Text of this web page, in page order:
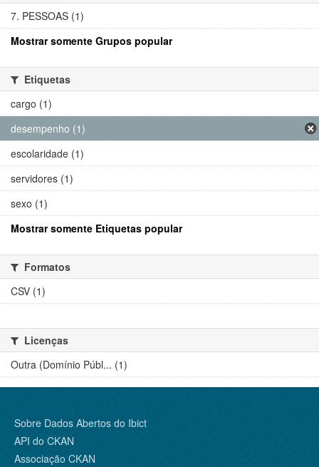
7. PESSOAS (1)
Mostrar somente Grupos popular
Etiquetas
cargo (1)
desempenho (1)
escolaridade (1)
servidores (1)
sexo (1)
Mostrar somente Etiquetas popular
Formatos
CSV (1)
Licenças
Outra (Domínio Públ... (1)
Sobre Dados Abertos do Ibict
API do CKAN
Associação CKAN